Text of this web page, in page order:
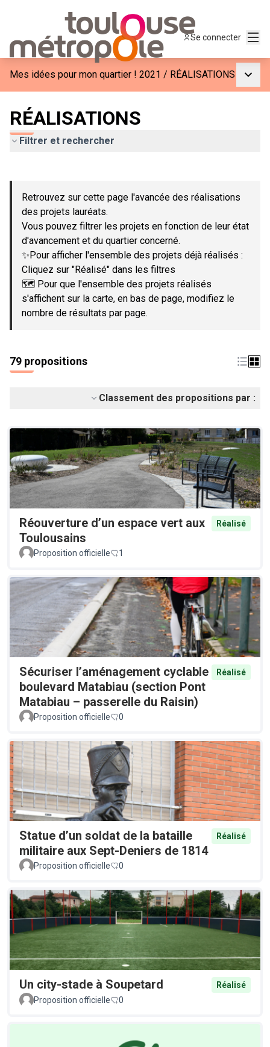
Se connecter
Mes idées pour mon quartier ! 2021 / RÉALISATIONS
RÉALISATIONS
Filtrer et rechercher
−
Retrouvez sur cette page l'avancée des réalisations
des projets lauréats.
Vous pouvez filtrer les projets en fonction de leur état
d'avancement et du quartier concerné.
✨Pour afficher l'ensemble des projets déjà réalisés :
Cliquez sur "Réalisé" dans les filtres
🗺️ Pour que l'ensemble des projets réalisés
s'affichent sur la carte, en bas de page, modifiez le
nombre de résultats par page.
79 propositions
Classement des propositions par :
Réouverture d’un espace vert aux
Toulousains
Réalisé
Proposition officielle 1
Sécuriser l’aménagement cyclable
boulevard Matabiau (section Pont
Matabiau – passerelle du Raisin)
Réalisé
Proposition officielle 0
Statue d’un soldat de la bataille
militaire aux Sept-Deniers de 1814
Réalisé
Proposition officielle 0
Un city-stade à Soupetard
Réalisé
Proposition officielle
0